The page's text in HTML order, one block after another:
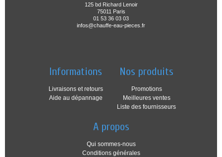
125 bd Richard Lenoir
75011 Paris
01 53 36 03 03
infos@chauffe-eau-pieces.fr
Informations
Livraisons et retours
Aide au dépannage
Nos produits
Promotions
Meilleures ventes
Liste des fournisseurs
A propos
Qui sommes-nous
Conditions générales